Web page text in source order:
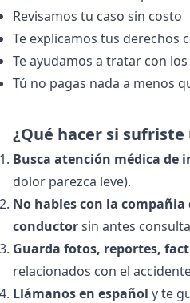
Revisamos tu caso sin costo
Te explicamos tus derechos
Te ayudamos a tratar con
Tú no pagas nada a menos
¿Qué hacer si sufriste
Busca atención médica de
dolor parezca leve).
No hables con la
conductorsin antes
Guarda fotos, reportes,
relacionados con el
Llámanos en español y te